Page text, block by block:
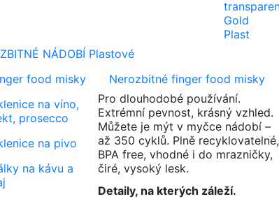
NÁDOBÍ Plastové
food misky
na víno,
prosecco
na pivo
na kávu a
Nerozbitné finger food misky
Pro dlouhodobé používání.
Extrémní pevnost, krásný vzhled.
Můžete je mýt v myčce nádobí –
až 350 cyklů. Plně recyklovatelné,
BPA free, vhodné i do mrazničky,
čiré, vysoký lesk.
Detaily, na kterých záleží.